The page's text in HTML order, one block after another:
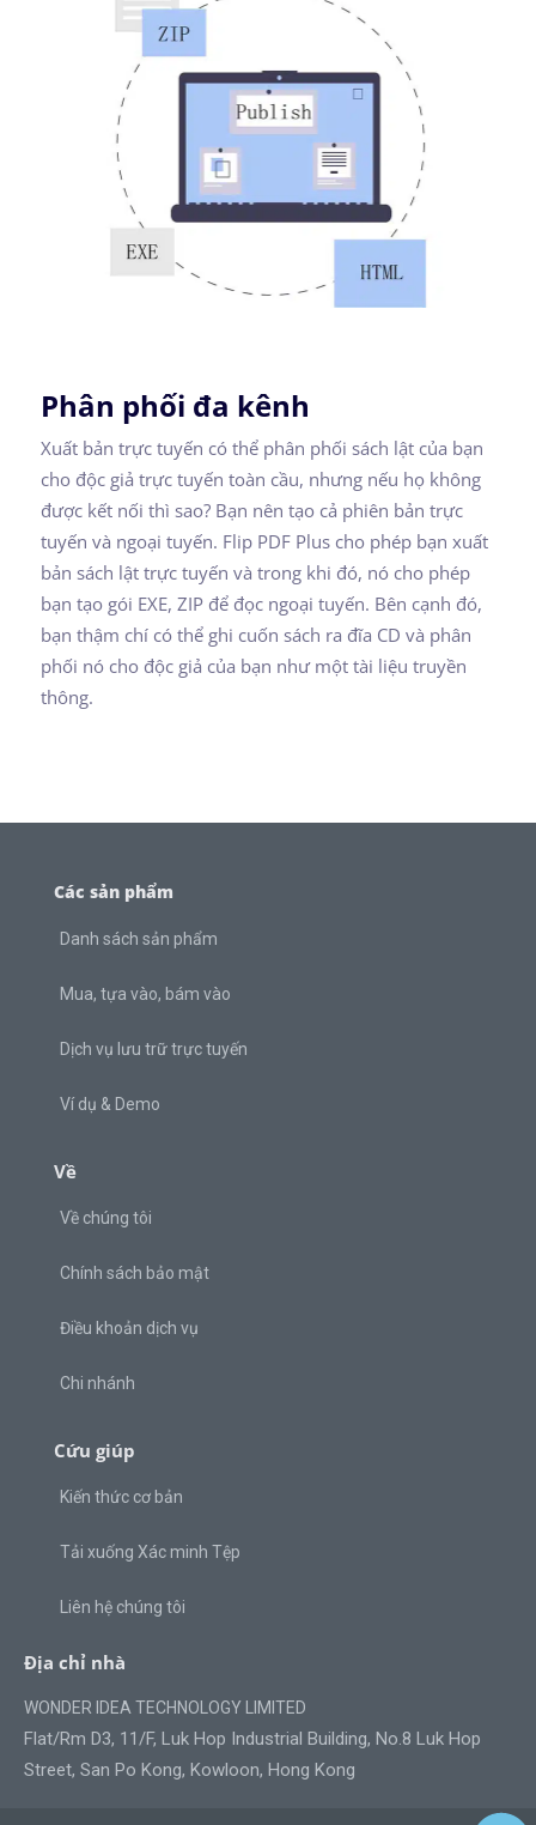
Phân phối đa kênh
Xuất bản trực tuyến có thể phân phối sách lật của bạn
cho độc giả trực tuyến toàn cầu, nhưng nếu họ không
được kết nối thì sao? Bạn nên tạo cả phiên bản trực
tuyến và ngoại tuyến. Flip PDF Plus cho phép bạn xuất
bản sách lật trực tuyến và trong khi đó, nó cho phép
bạn tạo gói EXE, ZIP để đọc ngoại tuyến. Bên cạnh đó,
bạn thậm chí có thể ghi cuốn sách ra đĩa CD và phân
phối nó cho độc giả của bạn như một tài liệu truyền
thông.
Các sản phẩm
Danh sách sản phẩm
Mua, tựa vào, bám vào
Dịch vụ lưu trữ trực tuyến
Ví dụ & Demo
Về
Về chúng tôi
Chính sách bảo mật
Điều khoản dịch vụ
Chi nhánh
Cứu giúp
Kiến thức cơ bản
Tải xuống Xác minh Tệp
Liên hệ chúng tôi
Địa chỉ nhà
WONDER IDEA TECHNOLOGY LIMITED
Flat/Rm D3, 11/F, Luk Hop Industrial Building, No.8 Luk Hop
Street, San Po Kong, Kowloon, Hong Kong